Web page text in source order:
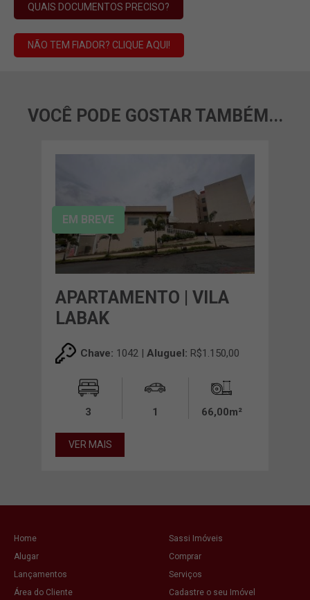
QUAIS DOCUMENTOS PRECISO?
NÃO TEM FIADOR? CLIQUE AQUI!
VOCÊ PODE GOSTAR TAMBÉM...
EM BREVE
APARTAMENTO | VILA
LABAK
Chave: 1042 | Aluguel: R$1.150,00
3 1 66,00m²
VER MAIS
Home
Sassi Imóveis
Alugar
Comprar
Lançamentos
Serviços
Área do Cliente
Cadastre o seu Imóvel